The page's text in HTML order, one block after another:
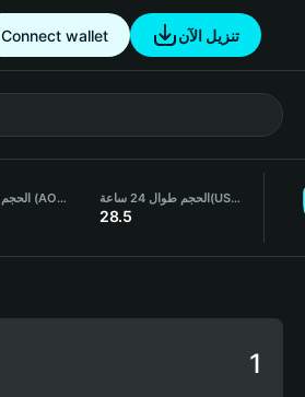
Connect wallet تنزيل الآن
الحجم خلال 24 ساعة (AOW) الحجم طوال 24 ساعة(USDT)
28.5